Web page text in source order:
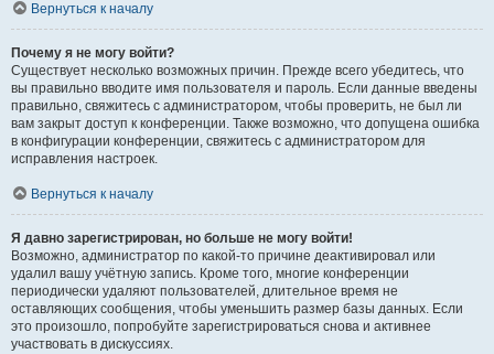
Вернуться к началу
Почему я не могу войти?
Существует несколько возможных причин. Прежде всего убедитесь, что
вы правильно вводите имя пользователя и пароль. Если данные введены
правильно, свяжитесь с администратором, чтобы проверить, не был ли
вам закрыт доступ к конференции. Также возможно, что допущена ошибка
в конфигурации конференции, свяжитесь с администратором для
исправления настроек.
Вернуться к началу
Я давно зарегистрирован, но больше не могу войти!
Возможно, администратор по какой-то причине деактивировал или
удалил вашу учётную запись. Кроме того, многие конференции
периодически удаляют пользователей, длительное время не
оставляющих сообщения, чтобы уменьшить размер базы данных. Если
это произошло, попробуйте зарегистрироваться снова и активнее
участвовать в дискуссиях.